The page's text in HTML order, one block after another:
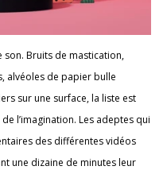
Bruits de mastication,
alvéoles de papier bulle
sur une surface, la liste est
l’imagination. Les adeptes qui
des différentes vidéos
une dizaine de minutes leur